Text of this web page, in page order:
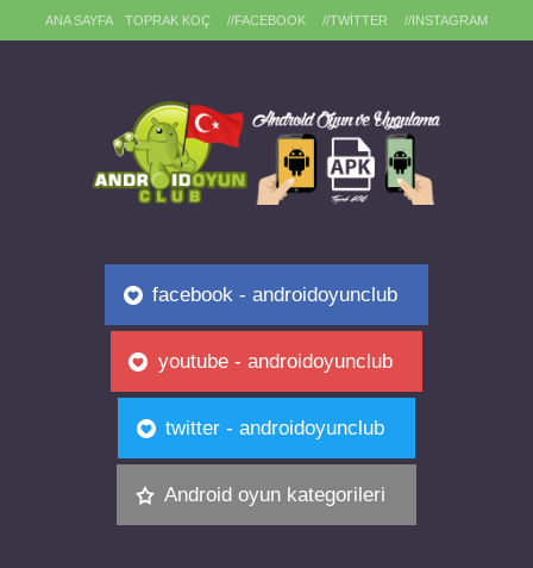
ANA SAYFA TOPRAK KOÇ //FACEBOOK //TWITTER //INSTAGRAM
facebook - androidoyunclub
youtube - androidoyunclub
twitter - androidoyunclub
Android oyun kategorileri